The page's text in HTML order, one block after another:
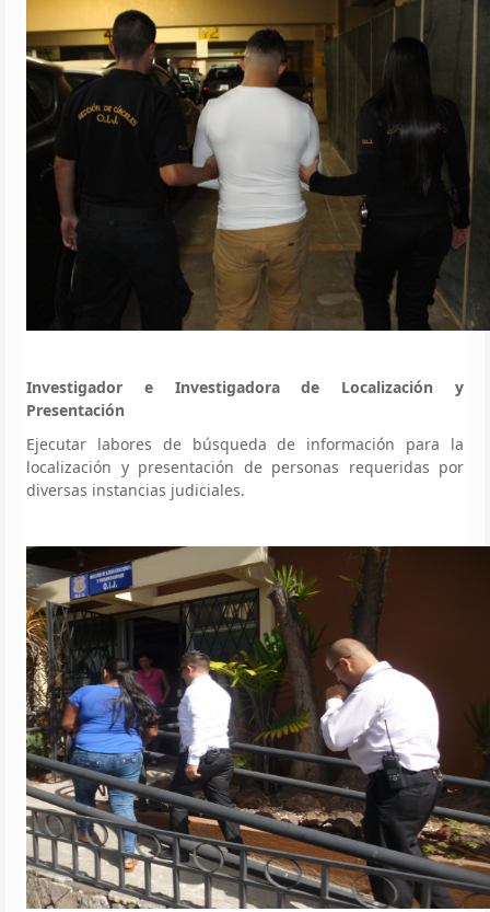
Investigador e Investigadora de Localización y
Presentación
Ejecutar labores de búsqueda de información para la
localización y presentación de personas requeridas por
diversas instancias judiciales.